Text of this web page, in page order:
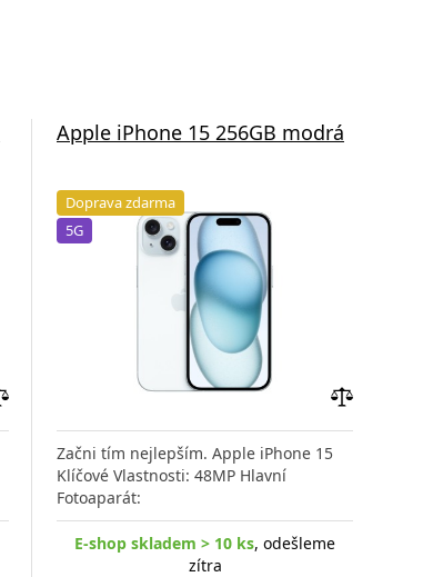
porovnání
Apple iPhone 15 256GB modrá
Doprava zdarma
5G
Začni tím nejlepším. Apple iPhone 15
Klíčové Vlastnosti: 48MP Hlavní
Fotoaparát:
E-shop skladem > 10 ks, odešleme
zítra